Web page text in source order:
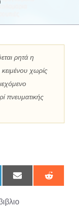
ρητά η
χωρίς
πνευματικής
Share
on
Share
on